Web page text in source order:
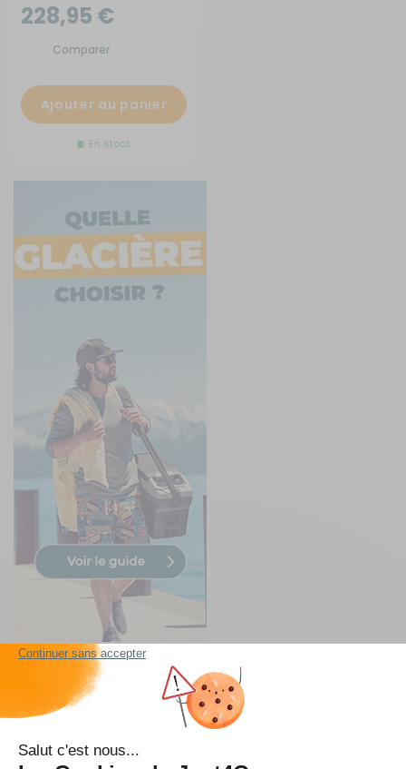
228,95 €
Comparer
Ajouter au panier
En stock